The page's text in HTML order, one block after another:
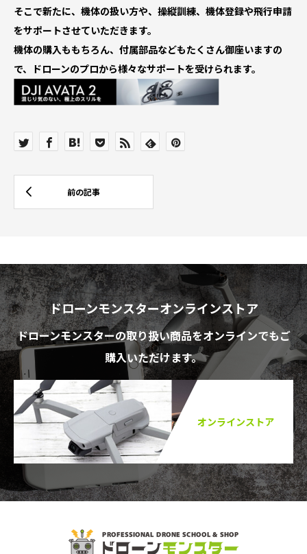
そこで新たに、機体の扱い方や、操縦訓練、機体登録や飛行申請
をサポートさせていただきます。
機体の購入ももちろん、付属部品などもたくさん御座いますの
で、ドローンのプロから様々なサポートを受けられます。
ドローンモンスターオンラインストア
ドローンモンスターの取り扱い商品をオンラインでもご
購入いただけます。
オンラインストア